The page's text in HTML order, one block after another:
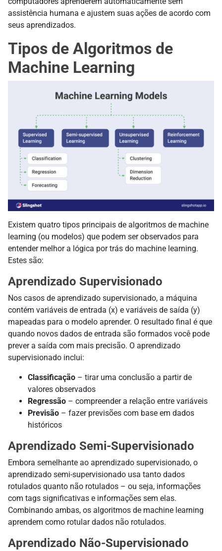
assistência humana e ajustem suas ações de acordo com
seus aprendizados.
Tipos de Algoritmos de
Machine Learning
Existem quatro tipos principais de algoritmos de machine
learning (ou modelos) que podem ser observados para
entender melhor a lógica por trás do machine learning.
Estes são:
Aprendizado Supervisionado
Nos casos de aprendizado supervisionado, a máquina
contém variáveis de entrada (x) e variáveis de saída (y)
mapeadas para o modelo aprender. O resultado final é que
quando novos dados de entrada são formados você pode
prever a saída com mais precisão. O aprendizado
supervisionado inclui:
Classificação – tirar uma conclusão a partir de
valores observados
Regressão – compreender a relação entre variáveis
Previsão – fazer previsões com base em dados
históricos
Aprendizado Semi-Supervisionado
Embora semelhante ao aprendizado supervisionado, o
aprendizado semi-supervisionado usa tanto dados
rotulados quanto não rotulados – ou seja, informações
com tags significativas e informações sem elas.
Combinando ambas, os algoritmos de machine learning
aprendem como rotular dados não rotulados.
Aprendizado Não-Supervisionado